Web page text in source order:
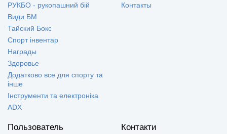
РУКБО - рукопашний бій
Види БМ
Тайский Бокс
Спорт інвентар
Награды
Здоровье
Додатково все для спорту та
інше
Інструменти та електроніка
ADX
Контакты
Пользователь Контакти